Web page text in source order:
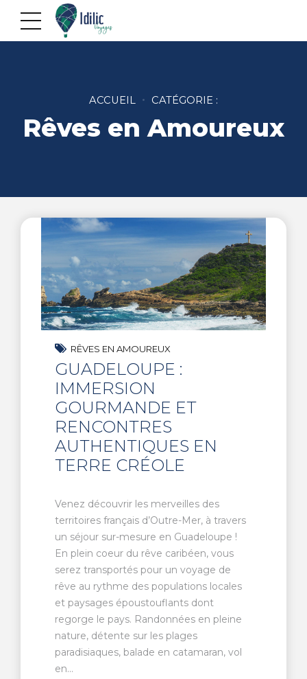
ACCUEIL CATÉGORIE :
Rêves en Amoureux
RÊVES EN AMOUREUX
GUADELOUPE :
IMMERSION
GOURMANDE ET
RENCONTRES
AUTHENTIQUES EN
TERRE CRÉOLE
Venez découvrir les merveilles des
territoires français d’Outre-Mer, à travers
un séjour sur-mesure en Guadeloupe !
En plein coeur du rêve caribéen, vous
serez transportés pour un voyage de
rêve au rythme des populations locales
et paysages époustouflants dont
regorge le pays. Randonnées en pleine
nature, détente sur les plages
paradisiaques, balade en catamaran, vol
en...